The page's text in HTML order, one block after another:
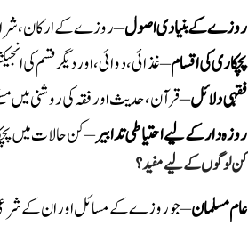
روزے کے بنیادی اصول– روزے کے ارکان،
پچکاری کی اقسام– غذائی، دوائی، اور دیگر قسم کی
فقہی دلائل– قرآن، حدیث اور فقہ کی روشنی میں
روزہ دار کے لیے احتیاطی تدابیر– کن حالات میں
کن لوگوں کے لیے مفید؟
عام مسلمان– جو روزے کے مسائل اور ان کے شرعی